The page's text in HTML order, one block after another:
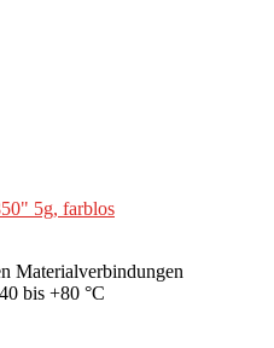
5g, farblos
Materialverbindungen
bis +80 °C